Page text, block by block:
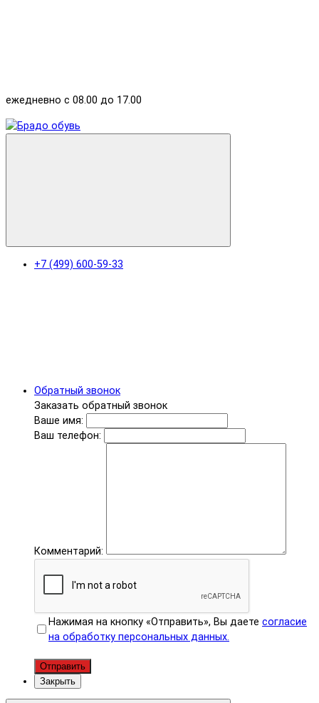
ежедневно с 08.00 до 17.00
+7 (499) 600-59-33
Обратный звонок
Заказать обратный звонок
Ваше имя:
Ваш телефон:
Комментарий:
Нажимая на кнопку «Отправить», Вы даете согласие
на обработку персональных данных.
Отправить
Закрыть